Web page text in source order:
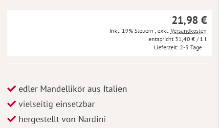
21,98 €
Inkl. 19% Steuern exkl. Versandkosten
31,40 € / 1 l
Lieferzeit 2-3 Tage
edler Mandellikör aus Italien
vielseitig einsetzbar
hergestellt von Nardini